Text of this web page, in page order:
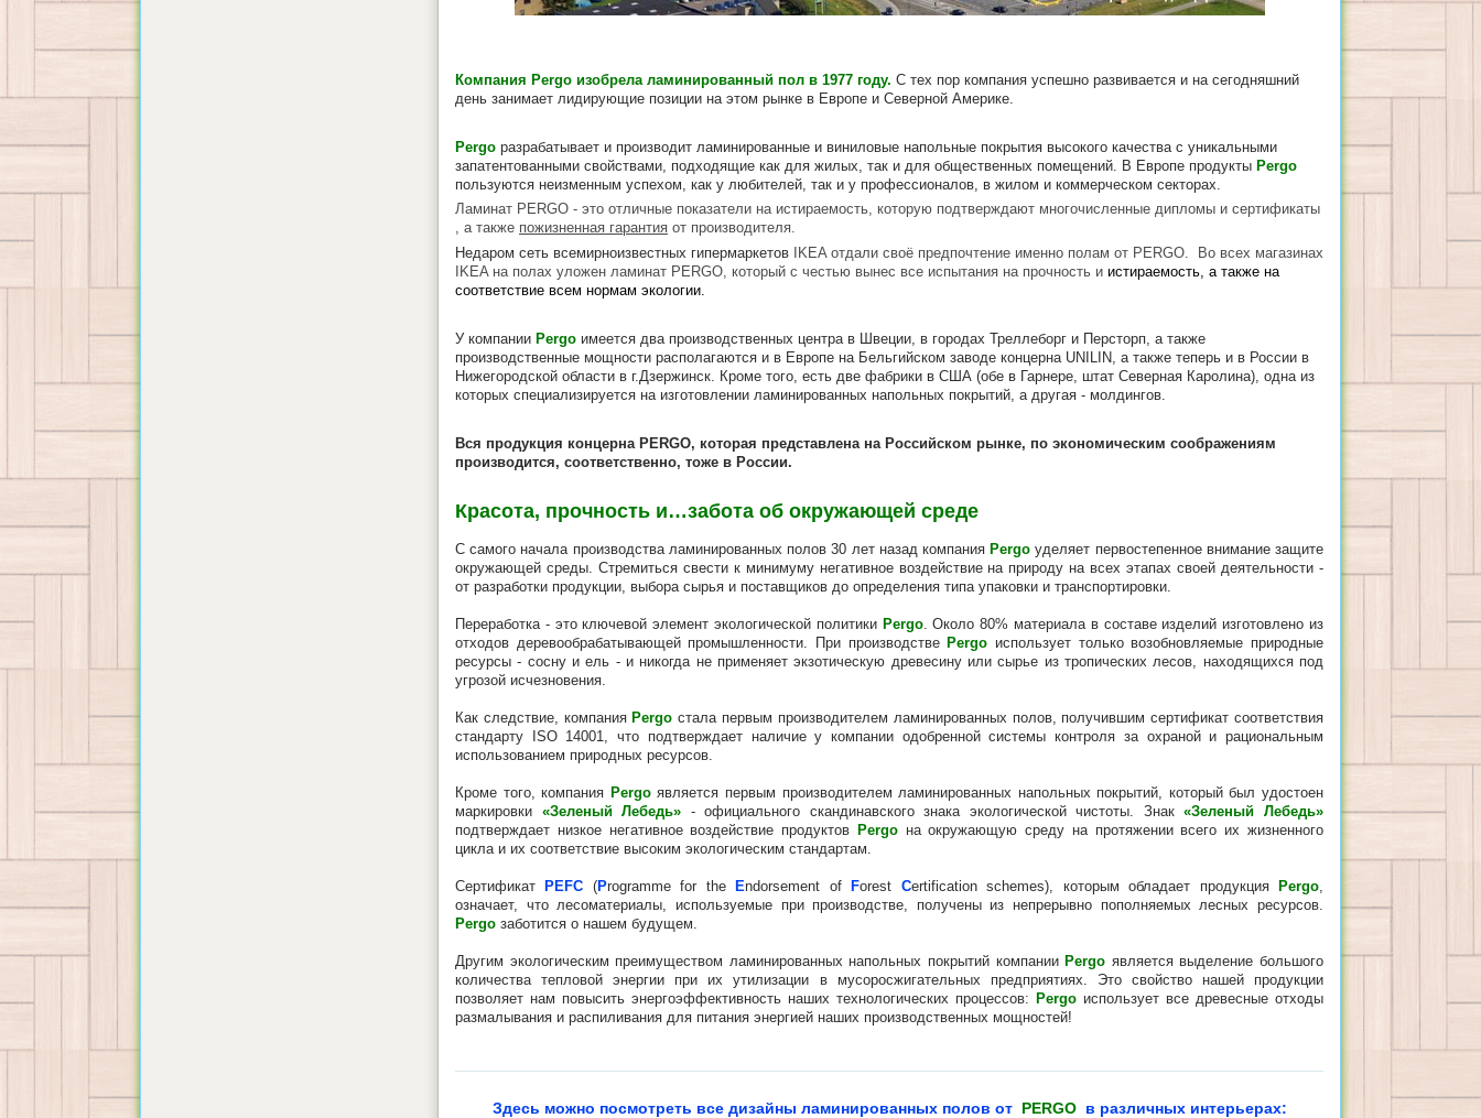
Компания Pergo изобрела ламинированный пол в 1977 году. С тех пор компания успешно развивается и на сегодняшний
день занимает лидирующие позиции на этом рынке в Европе и Северной Америке.
Pergo разрабатывает и производит ламинированные и виниловые напольные покрытия высокого качества с уникальными
запатентованными свойствами, подходящие как для жилых, так и для общественных помещений. В Европе продукты Pergo
пользуются неизменным успехом, как у любителей, так и у профессионалов, в жилом и коммерческом секторах.
Ламинат PERGO - это отличные показатели на истираемость, которую подтверждают многочисленные дипломы и сертификаты
, а также пожизненная гарантия от производителя.
Недаром сеть всемирноизвестных гипермаркетов IKEA отдали своё предпочтение именно полам от PERGO. Во всех магазинах
IKEA на полах уложен ламинат PERGO, который с честью вынес все испытания на прочность и истираемость, а также на
соответствие всем нормам экологии.
У компании Pergo имеется два производственных центра в Швеции, в городах Треллеборг и Персторп, а также
производственные мощности располагаются и в Европе на Бельгийском заводе концерна UNILIN, а также теперь и в России в
Нижегородской области в г.Дзержинск. Кроме того, есть две фабрики в США (обе в Гарнере, штат Северная Каролина), одна из
которых специализируется на изготовлении ламинированных напольных покрытий, а другая - молдингов.
Вся продукция концерна PERGO, которая представлена на Российском рынке, по экономическим соображениям
производится, соответственно, тоже в России.
Красота, прочность и…забота об окружающей среде
С самого начала производства ламинированных полов 30 лет назад компанияPergo уделяет первостепенное внимание защите
окружающей среды. Cтремиться свести к минимуму негативное воздействие на природу на всех этапах своей деятельности -
от разработки продукции, выбора сырья и поставщиков до определения типа упаковки и транспортировки.
Переработка - это ключевой элемент экологической политики Pergo. Около 80% материала в составе изделий изготовлено из
отходов деревообрабатывающей промышленности. При производствеPergo использует только возобновляемые природные
ресурсы - сосну и ель - и никогда не применяет экзотическую древесину или сырье из тропических лесов, находящихся под
угрозой исчезновения.
Как следствие, компанияPergo стала первым производителем ламинированных полов, получившим сертификат соответствия
стандарту ISO 14001, что подтверждает наличие у компании одобренной системы контроля за охраной и рациональным
использованием природных ресурсов.
Кроме того, компания Pergoявляется первым производителем ламинированных напольных покрытий, который был удостоен
маркировки «Зеленый Лебедь» - официального скандинавского знака экологической чистоты. Знак «Зеленый Лебедь»
подтверждает низкое негативное воздействие продуктов Pergoна окружающую среду на протяжении всего их жизненного
цикла и их соответствие высоким экологическим стандартам.
СертификатPEFC (Programme for theEndorsement ofForest Certification schemes), которым обладает продукцияPergo
означает, что лесоматериалы, используемые при производстве, получены из непрерывно пополняемых лесных ресурсов.
Pergo заботится о нашем будущем.
Другим экологическим преимуществом ламинированных напольных покрытий компанииPergo является выделение большого
количества тепловой энергии при их утилизации в мусоросжигательных предприятиях. Это свойство нашей продукции
позволяет нам повысить энергоэффективность наших технологических процессов: Pergo использует все древесные отходы
размалывания и распиливания для питания энергией наших производственных мощностей!
Здесь можно посмотреть все дизайны ламинированных полов от PERGO в различных интерьерах: